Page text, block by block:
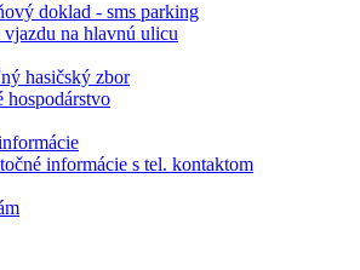
doklad - sms parking
vjazdu na hlavnú ulicu
hasičský zbor
hospodárstvo
informácie s tel. kontaktom